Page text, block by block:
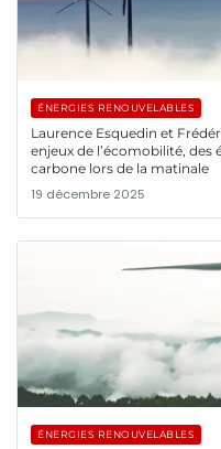
ÉNERGIES RENOUVELABLES
Laurence Esquedin et
enjeux de l’écomobilité, des
carbone lors de la matinale
19 décembre 2025
ÉNERGIES RENOUVELABLES